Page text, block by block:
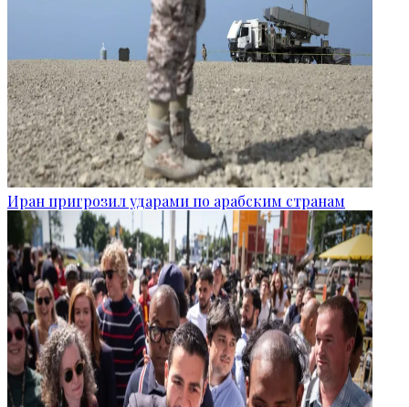
Иран пригрозил ударами по арабским странам